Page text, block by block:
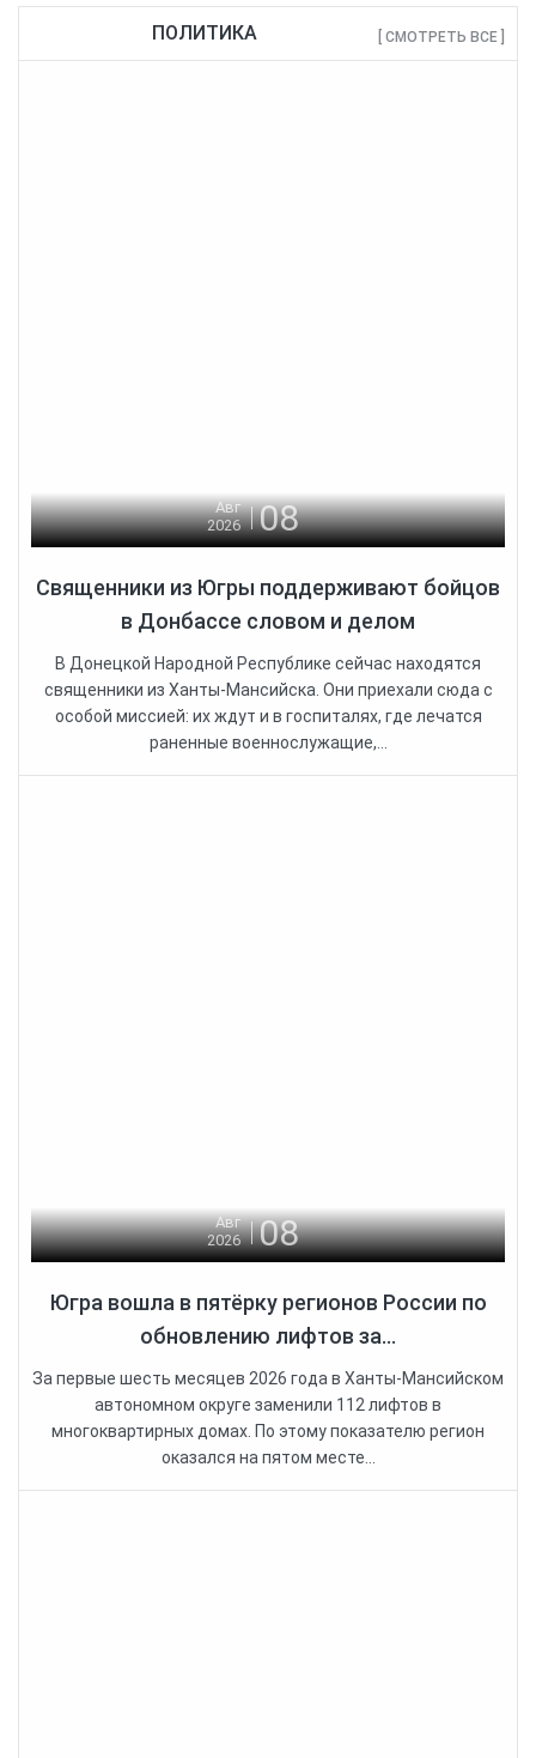
ПОЛИТИКА [ СМОТРЕТЬ ВСЕ ]
Авг
2026
08
Священники из Югры поддерживают бойцов
в Донбассе словом и делом
В Донецкой Народной Республике сейчас находятся
священники из Ханты-Мансийска. Они приехали сюда с
особой миссией: их ждут и в госпиталях, где лечатся
раненные военнослужащие,...
Авг
2026
08
Югра вошла в пятёрку регионов России по
обновлению лифтов за...
За первые шесть месяцев 2026 года в Ханты-Мансийском
автономном округе заменили 112 лифтов в
многоквартирных домах. По этому показателю регион
оказался на пятом месте...